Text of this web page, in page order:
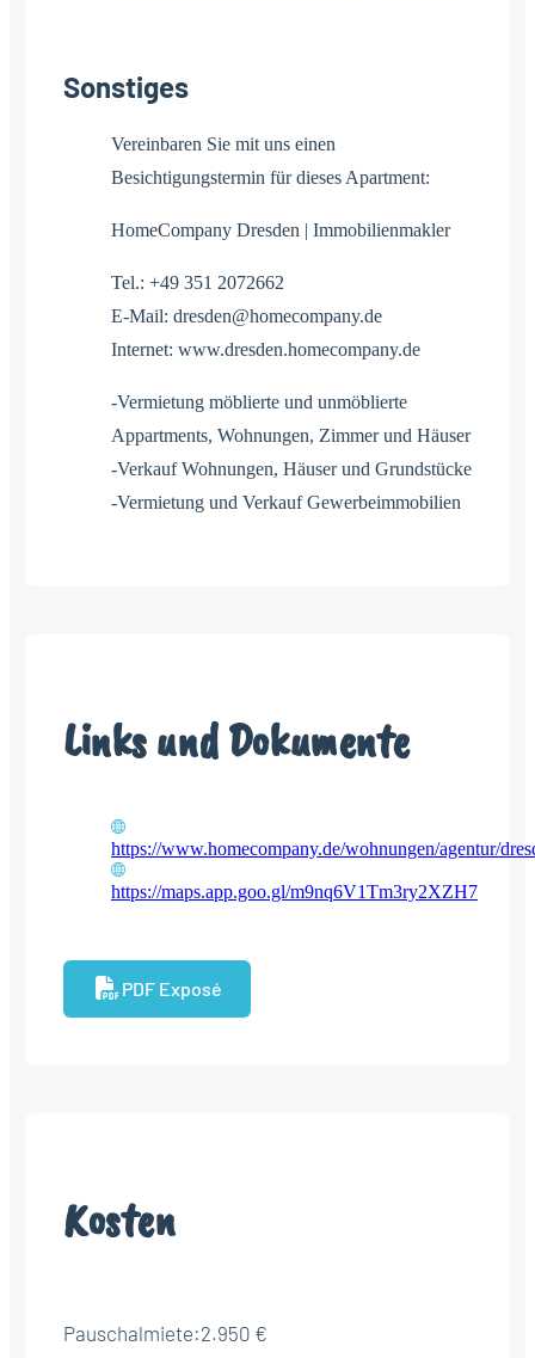
Sonstiges
Vereinbaren Sie mit uns einen
Besichtigungstermin für dieses Apartment:
HomeCompany Dresden | Immobilienmakler
Tel.: +49 351 2072662
E-Mail: dresden@homecompany.de
Internet: www.dresden.homecompany.de
-Vermietung möblierte und unmöblierte
Appartments, Wohnungen, Zimmer und Häuser
-Verkauf Wohnungen, Häuser und Grundstücke
-Vermietung und Verkauf Gewerbeimmobilien
Links und Dokumente
https://www.homecompany.de/wohnungen/agentur/
https://maps.app.goo.gl/m9nq6V1Tm3ry2XZH7
PDF Exposé
Kosten
Pauschalmiete:2.950 €